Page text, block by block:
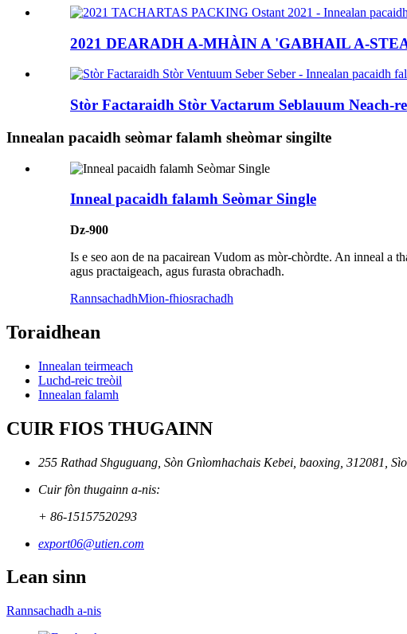
2021 DEARADH A-MHÀIN A 'GABHAIL A-
Stòr Factaraidh Stòr Vactarum Seblauum Neach-
Innealan pacaidh seòmar falamh sheòmar singilte
Inneal pacaidh falamh Seòmar Single
Dz-900
Is e seo aon de na pacairean Vudom as mòr-chòrdte. An inneal a
agus practaigeach, agus furasta obrachadh.
RannsachadhMion-fhiosrachadh
Toraidhean
Innealan teirmeach
Luchd-reic treòil
Innealan falamh
CUIR FIOS THUGAINN
255 Rathad Shguguang, Sòn Gnìomhachais Kebei, baoxing, 312081,
Cuir fòn thugainn a-nis:
+ 86-15157520293
export06@utien.com
Lean sinn
Rannsachadh a-nis